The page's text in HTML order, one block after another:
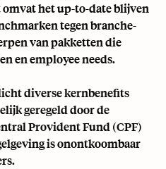
het up-to-date blijven
tegen branche-
van pakketten die
en employee needs.
diverse kernbenefits
geregeld door de
Provident Fund (CPF)
is onontkoombaar